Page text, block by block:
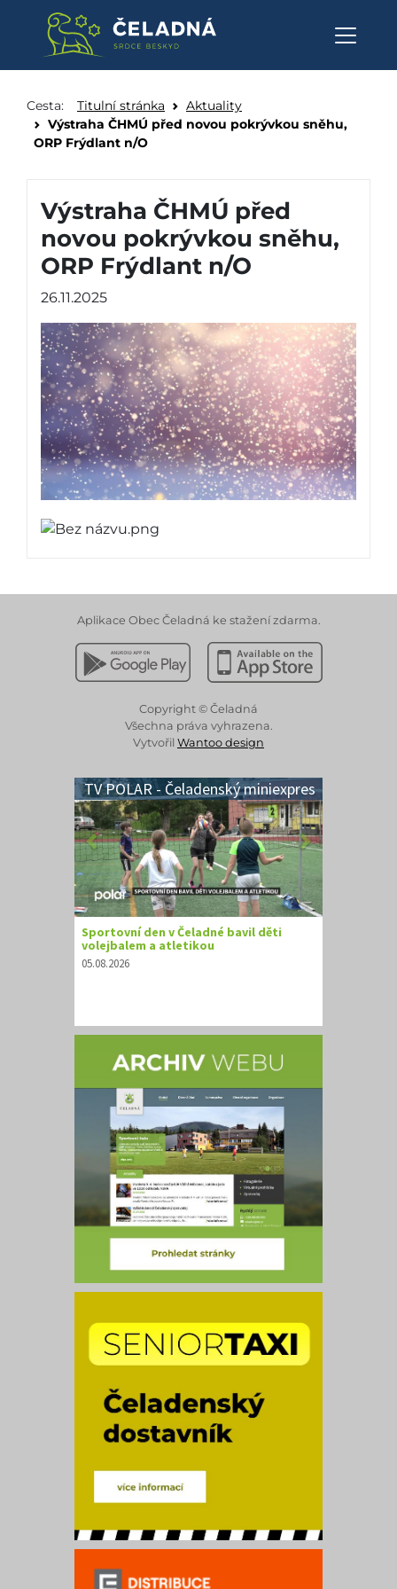
Cesta: Titulní stránka
Aktuality
Výstraha ČHMÚ před novou pokrývkou sněhu,
ORP Frýdlant n/O
Výstraha ČHMÚ před
novou pokrývkou sněhu,
ORP Frýdlant n/O
26.11.2025
Aplikace Obec Čeladná ke stažení zdarma.
Stáhnout z Google PlayStáhnout z Apple App
Copyright © Čeladná
Všechna práva vyhrazena.
Vytvořil Wantoo design